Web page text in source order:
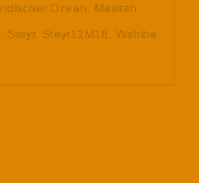
indischer Ozean
Masirah
Steyr, Steyr12M18
Wahiba